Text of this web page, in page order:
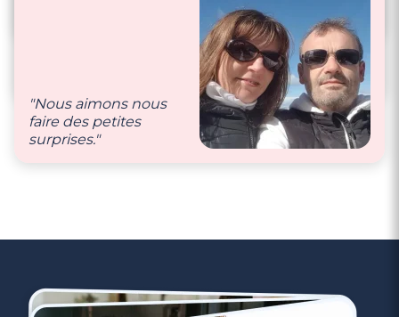
3 minutes
"Nous aimons nous
faire des petites
surprises."